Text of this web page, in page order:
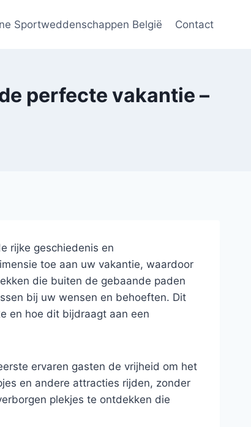
Sportweddenschappen België Contact
perfecte vakantie –
rijke geschiedenis en
toe aan uw vakantie, waardoor
die buiten de gebaande paden
bij uw wensen en behoeften. Dit
en hoe dit bijdraagt aan een
ervaren gasten de vrijheid om het
en andere attracties rijden, zonder
plekjes te ontdekken die